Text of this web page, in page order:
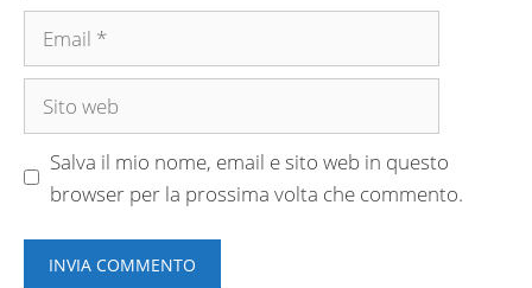
Email
Sito
Salva il mio nome, email e sito web in questo
browser per la prossima volta che commento.